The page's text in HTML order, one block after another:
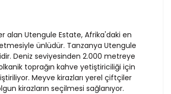
alan Utengule Estate, Afrika'daki en
ünlüdür. Tanzanya Utengule
Deniz seviyesinden 2.000 metreye
toprağın kahve yetiştiriciliği için
Meyve kirazları yerel çiftçiler
kirazların seçilmesi sağlanıyor.